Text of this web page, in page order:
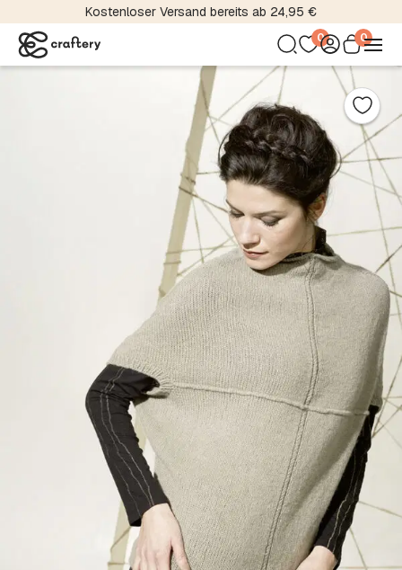
Kostenloser Versand bereits ab 24,95 €
0 0